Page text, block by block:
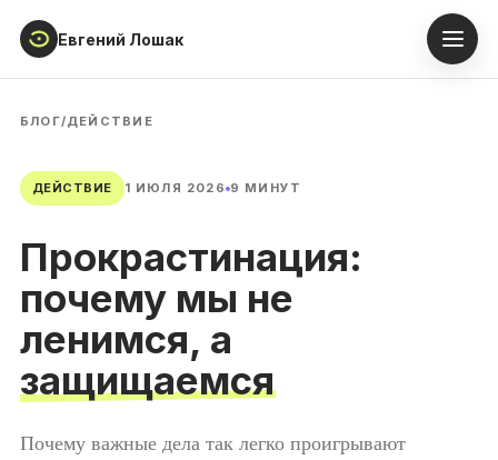
Евгений Лошак
Записаться
БЛОГ/ДЕЙСТВИЕ
ДЕЙСТВИЕ 1 ИЮЛЯ 2026 9 МИНУТ
Прокрастинация:
почему мы не
ленимся, а
защищаемся
Почему важные дела так легко проигрывают